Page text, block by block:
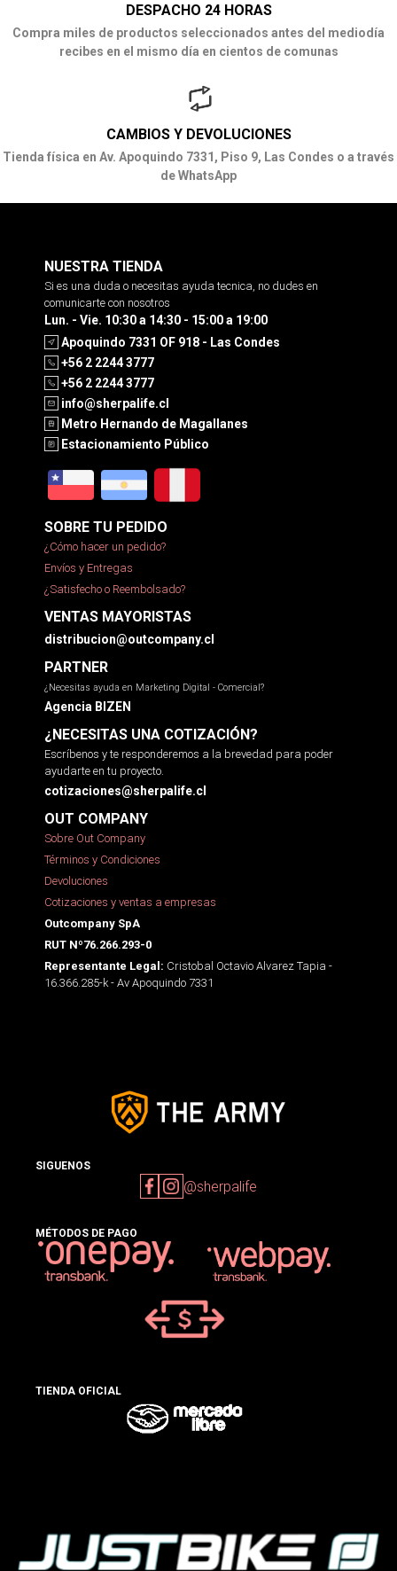
DESPACHO 24 HORAS
Compra miles de productos seleccionados antes del mediodía
recibes en el mismo día en cientos de comunas
CAMBIOS Y DEVOLUCIONES
Tienda física en Av. Apoquindo 7331, Piso 9, Las Condes o a través
de WhatsApp
NUESTRA TIENDA
Si es una duda o necesitas ayuda tecnica, no dudes en
comunicarte con nosotros
Lun. - Vie. 10:30 a 14:30 - 15:00 a 19:00
Apoquindo 7331 OF 918 - Las Condes
+56 2 2244 3777
+56 2 2244 3777
info@sherpalife.cl
Metro Hernando de Magallanes
Estacionamiento Público
SOBRE TU PEDIDO
¿Cómo hacer un pedido?
Envíos y Entregas
¿Satisfecho o Reembolsado?
VENTAS MAYORISTAS
distribucion@outcompany.cl
PARTNER
¿Necesitas ayuda en Marketing Digital - Comercial?
Agencia BIZEN
¿NECESITAS UNA COTIZACIÓN?
Escríbenos y te responderemos a la brevedad para poder
ayudarte en tu proyecto.
cotizaciones@sherpalife.cl
OUT COMPANY
Sobre Out Company
Términos y Condiciones
Devoluciones
Cotizaciones y ventas a empresas
Outcompany SpA
RUT Nº76.266.293-0
Representante Legal: Cristobal Octavio Alvarez Tapia -
16.366.285-k - Av Apoquindo 7331
SIGUENOS
@sherpalife
MÉTODOS DE PAGO
TIENDA OFICIAL